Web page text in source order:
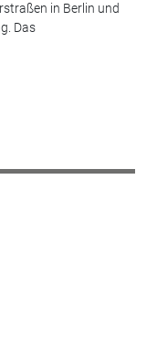
in Berlin und
Das